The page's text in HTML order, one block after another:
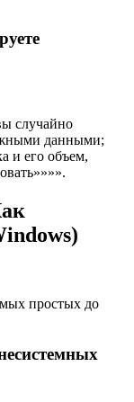
случайно
данными;
и его объем,
простых до